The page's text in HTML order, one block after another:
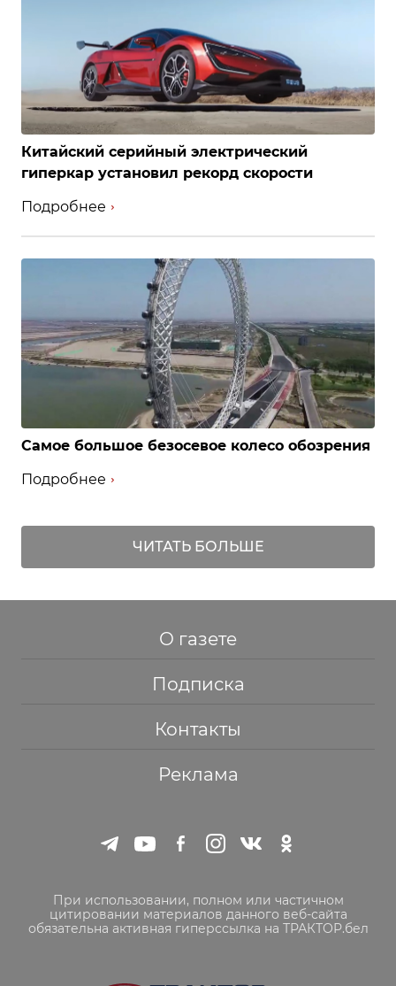
Китайский серийный электрический
гиперкар установил рекорд скорости
Подробнее
Самое большое безосевое колесо обозрения
Подробнее
ЧИТАТЬ БОЛЬШЕ
О газете
Подписка
Контакты
Реклама
При использовании, полном или частичном
цитировании материалов данного веб-сайта
обязательна активная гиперссылка на ТРАКТОР.бел